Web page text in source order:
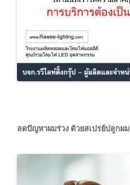
ลดปัญหาผมร่วง ด้วยสเปรย์ปลูกผม